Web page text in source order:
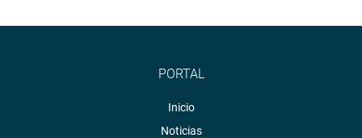
PORTAL
Inicio
Noticias